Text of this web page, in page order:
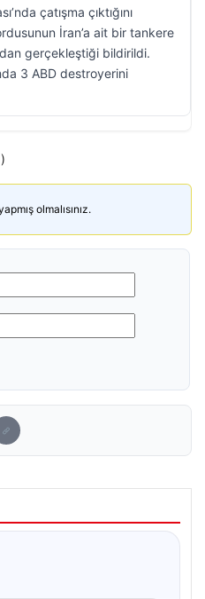
çatışma çıktığını
İran’a ait bir tankere
gerçekleştiği bildirildi.
3 ABD destroyerini
olmalısınız.